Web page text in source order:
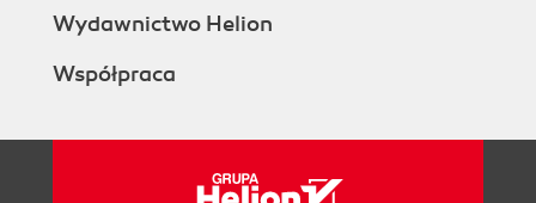
Wydawnictwo Helion
Współpraca